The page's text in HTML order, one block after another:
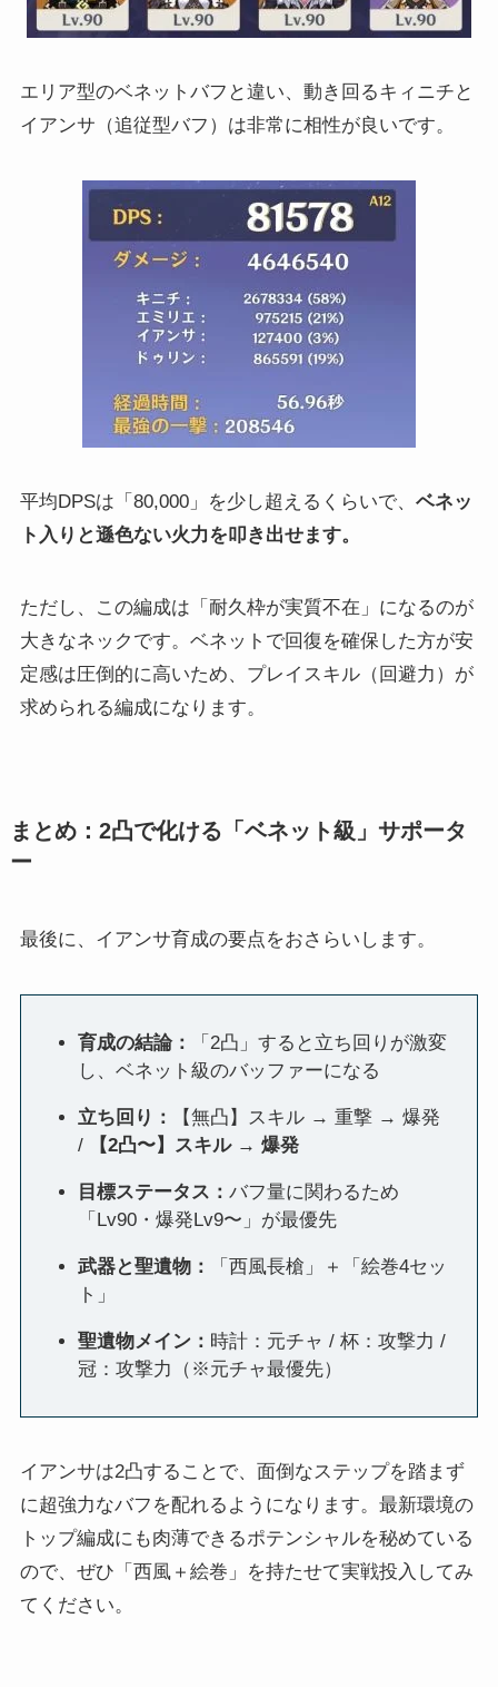
エリア型のベネットバフと違い、動き回るキィニチと
イアンサ（追従型バフ）は非常に相性が良いです。
平均DPSは「80,000」を少し超えるくらいで、 ベネッ
ト入りと遜色ない火力を叩き出せます。
ただし、この編成は「耐久枠が実質不在」になるのが
大きなネックです。ベネットで回復を確保した方が安
定感は圧倒的に高いため、プレイスキル（回避力）が
求められる編成になります。
まとめ：2凸で化ける「ベネット級」サポータ
ー
最後に、イアンサ育成の要点をおさらいします。
育成の結論：
「2凸」すると立ち回りが激変
し、ベネット級のバッファーになる
立ち回り：
【無凸】スキル → 重撃 → 爆発
/
【2凸〜】スキル → 爆発
目標ステータス： バフ量に関わるため
「Lv90・爆発Lv9〜」が最優先
武器と聖遺物：
「西風長槍」＋「絵巻4セッ
ト」
聖遺物メイン： 時計：元チャ / 杯：攻撃力 /
冠：攻撃力（※元チャ最優先）
イアンサは2凸することで、面倒なステップを踏まず
に超強力なバフを配れるようになります。最新環境の
トップ編成にも肉薄できるポテンシャルを秘めている
ので、ぜひ「西風＋絵巻」を持たせて実戦投入してみ
てください。